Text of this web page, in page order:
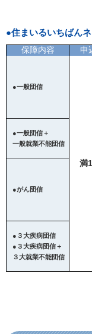
●住まいるいちばん
保障内容 申
●一般団信
満
●一般団信＋
一般就業不能団信
●がん団信
●３大疾病団信
●３大疾病団信＋
３大就業不能団信